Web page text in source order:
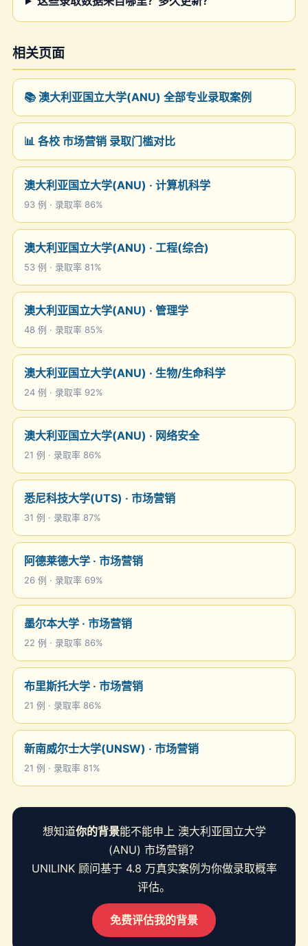
相关页面
📚 澳大利亚国立大学(ANU) 全部专业录取案例
📊 各校 市场营销 录取门槛对比
澳大利亚国立大学(ANU) · 计算机科学
93 例 · 录取率 86%
澳大利亚国立大学(ANU) · 工程(综合)
53 例 · 录取率 81%
澳大利亚国立大学(ANU) · 管理学
48 例 · 录取率 85%
澳大利亚国立大学(ANU) · 生物/生命科学
24 例 · 录取率 92%
澳大利亚国立大学(ANU) · 网络安全
21 例 · 录取率 86%
悉尼科技大学(UTS) · 市场营销
31 例 · 录取率 87%
阿德莱德大学 · 市场营销
26 例 · 录取率 69%
墨尔本大学 · 市场营销
22 例 · 录取率 86%
布里斯托大学 · 市场营销
21 例 · 录取率 86%
新南威尔士大学(UNSW) · 市场营销
21 例 · 录取率 81%
想知道你的背景能不能申上 澳大利亚国立大学
(ANU) 市场营销？
UNILINK 顾问基于 4.8 万真实案例为你做录取概率
评估。
免费评估我的背景